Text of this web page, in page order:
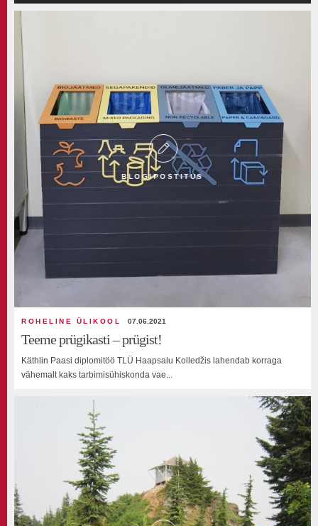
BLOGIPOSTITUS
ROHELINE ÜLIKOOL 07.06.2021
Teeme prügikasti – prügist!
Käthlin Paasi diplomitöö TLÜ Haapsalu Kolledžis lahendab korraga
vähemalt kaks tarbimisühiskonda vae...